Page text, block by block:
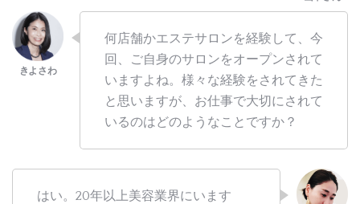
何店舗かエステサロンを経験して、今
回、ご自身のサロンをオープンされて
いますよね。様々な経験をされてきた
と思いますが、お仕事で大切にされて
いるのはどのようなことですか？
はい。20年以上美容業界にいます